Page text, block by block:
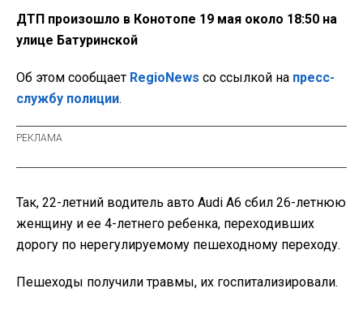
ДТП произошло в Конотопе 19 мая около 18:50 на
улице Батуринской
Об этом сообщает RegioNews со ссылкой на пресс-
службу полиции.
Так, 22-летний водитель авто Audi A6 сбил 26-летнюю
женщину и ее 4-летнего ребенка, переходивших
дорогу по нерегулируемому пешеходному переходу.
Пешеходы получили травмы, их госпитализировали.